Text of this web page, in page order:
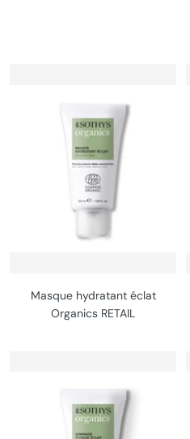
Masque hydratant éclat
Organics RETAIL